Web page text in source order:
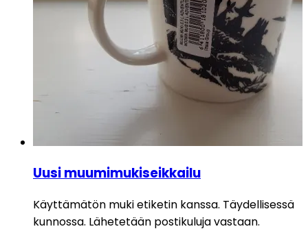
Uusi muumimukiseikkailu
Käyttämätön muki etiketin kanssa. Täydellisessä
kunnossa. Lähetetään postikuluja vastaan.